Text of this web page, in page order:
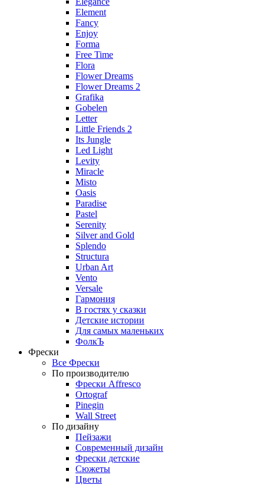
Element
Fancy
Enjoy
Forma
Free Time
Flora
Flower Dreams
Flower Dreams 2
Grafika
Gobelen
Letter
Little Friends 2
Its Jungle
Led Light
Levity
Miracle
Misto
Oasis
Paradise
Pastel
Serenity
Silver and Gold
Splendo
Structura
Urban Art
Vento
Versale
Гармония
В гостях у сказки
Детские истории
Для самых маленьких
ФолкЪ
Фрески
Все Фрески
По производителю
Фрески Affresco
Ortograf
Pinegin
Wall Street
По дизайну
Пейзажи
Современный дизайн
Фрески детские
Сюжеты
Цветы